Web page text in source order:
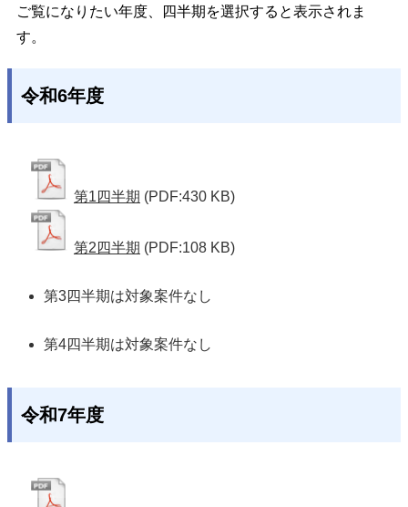
ご覧になりたい年度、四半期を選択すると表示されま
す。
令和6年度
第1四半期 (PDF:430 KB)
第2四半期 (PDF:108 KB)
第3四半期は対象案件なし
第4四半期は対象案件なし
令和7年度